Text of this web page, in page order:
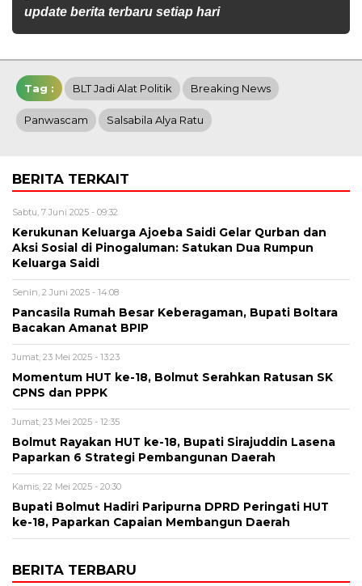
update berita terbaru setiap hari
Tag : BLT Jadi Alat Politik Breaking News
Panwascam Salsabila Alya Ratu
BERITA TERKAIT
Sabtu, 7 Juni 2025 - 09:32
Kerukunan Keluarga Ajoeba Saidi Gelar Qurban dan
Aksi Sosial di Pinogaluman: Satukan Dua Rumpun
Keluarga Saidi
Senin, 2 Juni 2025 - 14:08
Pancasila Rumah Besar Keberagaman, Bupati Boltara
Bacakan Amanat BPIP
Jumat, 23 Mei 2025 - 13:23
Momentum HUT ke-18, Bolmut Serahkan Ratusan SK
CPNS dan PPPK
Jumat, 23 Mei 2025 - 12:35
Bolmut Rayakan HUT ke-18, Bupati Sirajuddin Lasena
Paparkan 6 Strategi Pembangunan Daerah
Kamis, 22 Mei 2025 - 20:30
Bupati Bolmut Hadiri Paripurna DPRD Peringati HUT
ke-18, Paparkan Capaian Membangun Daerah
BERITA TERBARU